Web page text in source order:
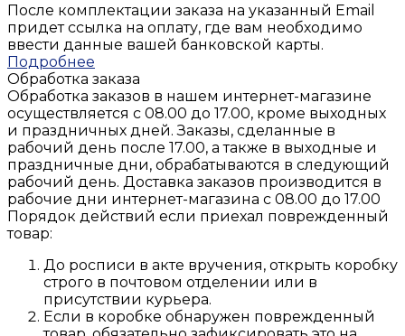
После комплектации заказа на указанный Email
придет ссылка на оплату, где вам необходимо
ввести данные вашей банковской карты.
Подробнее
Обработка заказа
Обработка заказов в нашем интернет-магазине
осуществляется с 08.00 до 17.00, кроме выходных
и праздничных дней. Заказы, сделанные в
рабочий день после 17.00, а также в выходные и
праздничные дни, обрабатываются в следующий
рабочий день. Доставка заказов производится в
рабочие дни интернет-магазина с 08.00 до 17.00
Порядок действий если приехал поврежденный
товар:
До росписи в акте вручения, открыть коробку
строго в почтовом отделении или в
присутствии курьера.
Если в коробке обнаружен поврежденный